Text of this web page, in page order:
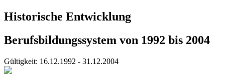
Historische Entwicklung
Berufsbildungssystem von 1992 bis 2004
Gültigkeit: 16.12.1992 - 31.12.2004